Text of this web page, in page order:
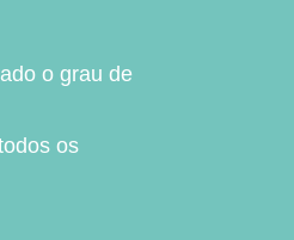
o grau de
os